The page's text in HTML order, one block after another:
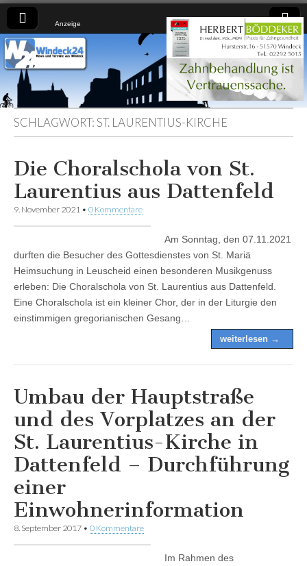
Anzeige
Windeck24
Nachrichten
aus dem
Ländchen
für das
Ländchen
SCHLAGWORT:ST. LAURENTIUS-KIRCHE
Die Choralschola von St.
Laurentius aus Dattenfeld
9. November 2021 • 0 Kommentare
Am Sonntag, den 07.11.2021
durften die Besucher des Gottesdienstes von St. Mariä
Heimsuchung in Leuscheid einen besonderen Musikgenuss
erleben: Die Choralschola von St. Laurentius aus Dattenfeld.
Eine Choralschola ist ein kleiner Chor, der in der Liturgie den
einstimmigen gregorianischen Gesang…
weiterlesen →
Umbau der Hauptstraße
und des Vorplatzes an der
St. Laurentius-Kirche in
Dattenfeld – Durchführung
einer
Einwohnerinformation
8. September 2017 • 0 Kommentare
Im Rahmen des